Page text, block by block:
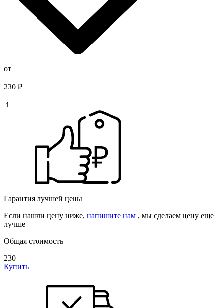
от
230 ₽
Гарантия лучшей цены
Если нашли цену ниже, напишите нам , мы сделаем цену еще
лучше
Общая стоимость
230
Купить